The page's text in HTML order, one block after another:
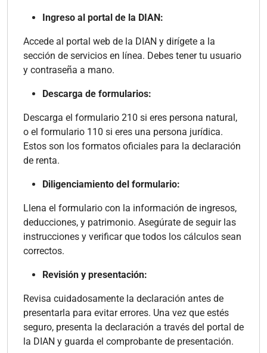
Ingreso al portal de la DIAN:
Accede al portal web de la DIAN y dirígete a la
sección de servicios en línea. Debes tener tu usuario
y contraseña a mano.
Descarga de formularios:
Descarga el formulario 210 si eres persona natural,
o el formulario 110 si eres una persona jurídica.
Estos son los formatos oficiales para la declaración
de renta.
Diligenciamiento del formulario:
Llena el formulario con la información de ingresos,
deducciones, y patrimonio. Asegúrate de seguir las
instrucciones y verificar que todos los cálculos sean
correctos.
Revisión y presentación:
Revisa cuidadosamente la declaración antes de
presentarla para evitar errores. Una vez que estés
seguro, presenta la declaración a través del portal de
la DIAN y guarda el comprobante de presentación.